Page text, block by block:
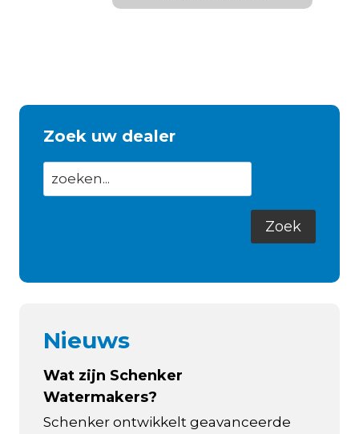
Zoek uw dealer
Nieuws
Wat zijn Schenker
Watermakers?
Schenker ontwikkelt geavanceerde